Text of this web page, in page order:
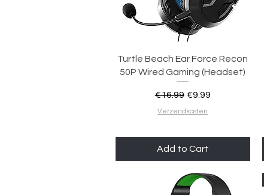
Quick View
Turtle Beach Ear Force Recon
50P Wired Gaming (Headset)
Regular Price
€16.99 Sale Price
€9.99
Verzendkosten
Add to Cart